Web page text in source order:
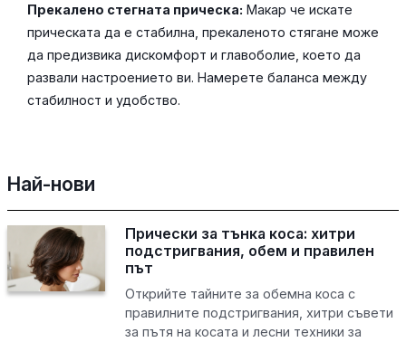
Прекалено стегната прическа: Макар че искате
прическата да е стабилна, прекаленото стягане може
да предизвика дискомфорт и главоболие, което да
развали настроението ви. Намерете баланса между
стабилност и удобство.
Най-нови
Прически за тънка коса: хитри
подстригвания, обем и правилен
път
Открийте тайните за обемна коса с
правилните подстригвания, хитри съвети
за пътя на косата и лесни техники за